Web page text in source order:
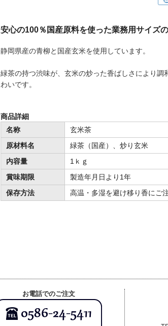
安心の100％国産原料を使った業務用サイズの
静岡県産の青柳と国産玄米を使用しています。
緑茶の持つ渋味が、玄米の炒った香ばしさにより
わいです。
商品詳細
名称
玄米茶
原材料名
緑茶（国産）、炒り玄米
内容量
1ｋｇ
賞味期限
製造年月日より1年
保存方法
高温・多湿を避け移り香にご
お電話でのご注文